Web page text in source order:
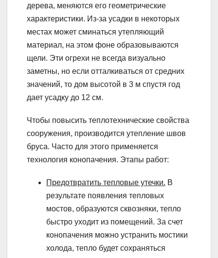
дерева, меняются его геометрические
характеристики. Из-за усадки в некоторых
местах может сминаться утепляющий
материал, на этом фоне образовываются
щели. Эти огрехи не всегда визуально
заметны, но если отталкиваться от средних
значений, то дом высотой в 3 м спустя год
дает усадку до 12 см.
Чтобы повысить теплотехнические свойства
сооружения, производится утепление швов
бруса. Часто для этого применяется
технология конопачения. Этапы работ:
Предотвратить тепловые утечки. В
результате появления тепловых
мостов, образуются сквозняки, тепло
быстро уходит из помещений. За счет
конопачения можно устранить мостики
холода, тепло будет сохраняться